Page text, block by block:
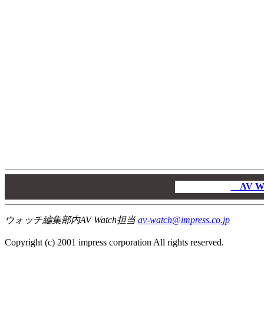
AV
ウォッチ編集部内AV Watch担当 av-watch@impress.co.jp
Copyright (c) 2001 impress corporation All rights reserved.